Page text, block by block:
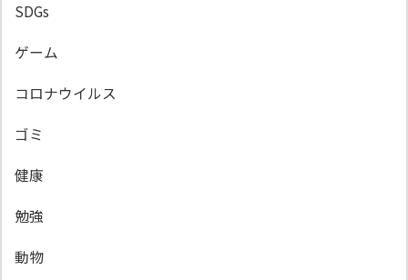
SDGs
ゲーム
コロナウイルス
ゴミ
健康
勉強
動物